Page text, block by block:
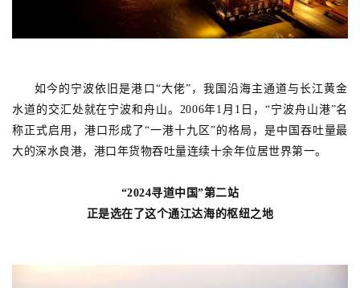
如今的宁波依旧是港口“大佬”，我国沿海主通道与长江黄金
水道的交汇处就在宁波和舟山。2006年1月1日，“宁波舟山港”名
称正式启用，港口形成了“一港十九区”的格局，是中国吞吐量最
大的深水良港，港口年货物吞吐量连续十余年位居世界第一。
“2024寻道中国”第二站
正是选在了这个通江达海的枢纽之地